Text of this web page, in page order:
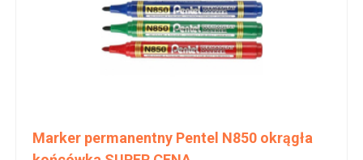
Marker permanentny Pentel N850 okrągła